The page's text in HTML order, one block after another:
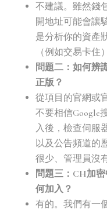
不建議。雖然錢
開地址可能會讓
是分析你的資產
（例如交易卡住
問題二：如何辨
正版？
從項目的官網或
不要相信Google
入後，檢查伺服
以及公告頻道的
很少、管理員沒
問題三：CH加
何加入？
有的。我們有一